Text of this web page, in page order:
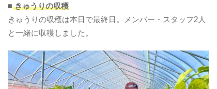
■きゅうりの収穫
きゅうりの収穫は本日で最終日。メンバー・スタッフ2人
と一緒に収穫しました。